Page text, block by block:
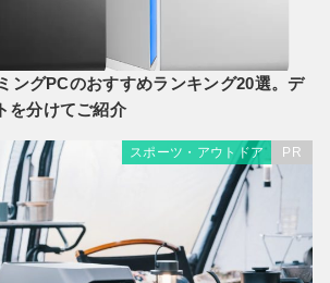
ングPCのおすすめランキング20選。デ
を分けてご紹介
スポーツ・アウトドア PR